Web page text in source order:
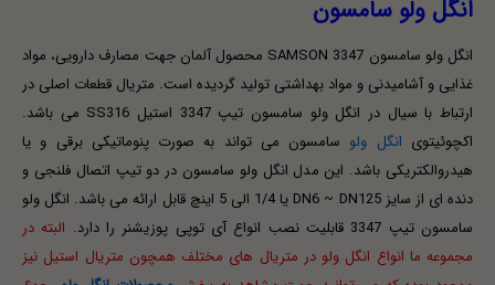
انگل ولو سامسون
انگل ولو سامسون 3347 SAMSON محصول آلمان جهت مصارف دارویی، مواد
غذایی و آشامیدنی و مواد بهداشتی تولید گردیده است. متریال قطعات اصلی در
ارتباط با سیال در انگل ولو سامسون تیپ 3347 استیل SS316 می باشد.
اکچوئیتوی انگل ولو سامسون می تواند به صورت پنوماتیکی برقی و یا
هیدروالکتریکی باشد. این مدل انگل ولو سامسون در دو تیپ اتصال فلنجی و
دنده ای از سایز DN6 ~ DN125 یا 1/4 الی 5 اینچ قابل ارائه می باشد. انگل ولو
سامسون تیپ 3347 قابلیت نصب انواع آی توپی پوزیشنر را دارد.
البته در
مجموعه ما انواع انگل ولو در متریال های مختلف همچون متریال استیل نیز